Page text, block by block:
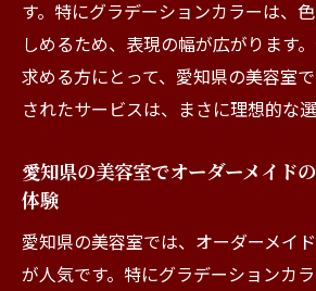
す。特にグラデーションカラーは、
しめるため、表現の幅が広がります
求める方にとって、愛知県の美容室
されたサービスは、まさに理想的な選
愛知県の美容室でオーダーメイド
体験
愛知県の美容室では、オーダーメイ
が人気です。特にグラデーションカ